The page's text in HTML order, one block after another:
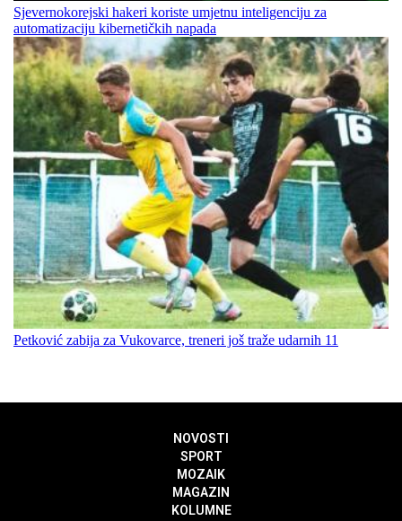
Sjevernokorejski hakeri koriste umjetnu inteligenciju za
automatizaciju kibernetičkih napada
Petković zabija za Vukovarce, treneri još traže udarnih 11
NOVOSTI
SPORT
MOZAIK
MAGAZIN
KOLUMNE